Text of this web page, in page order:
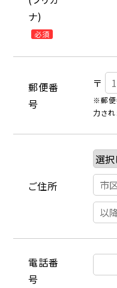
ナ)
必須
郵便番
号
〒
※郵便
力され
ご住所
電話番
号